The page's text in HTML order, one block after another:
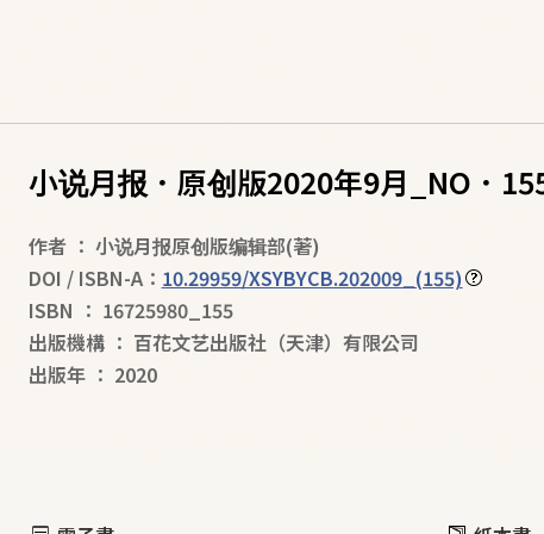
小说月报．原创版2020年9月_NO．
作者 ： 小说月报原创版编辑部(著)
DOI / ISBN-A： 10.29959/XSYBYCB.202009_(155)
ISBN ： 16725980_155
出版機構 ： 百花文艺出版社（天津）有限公司
出版年 ： 2020